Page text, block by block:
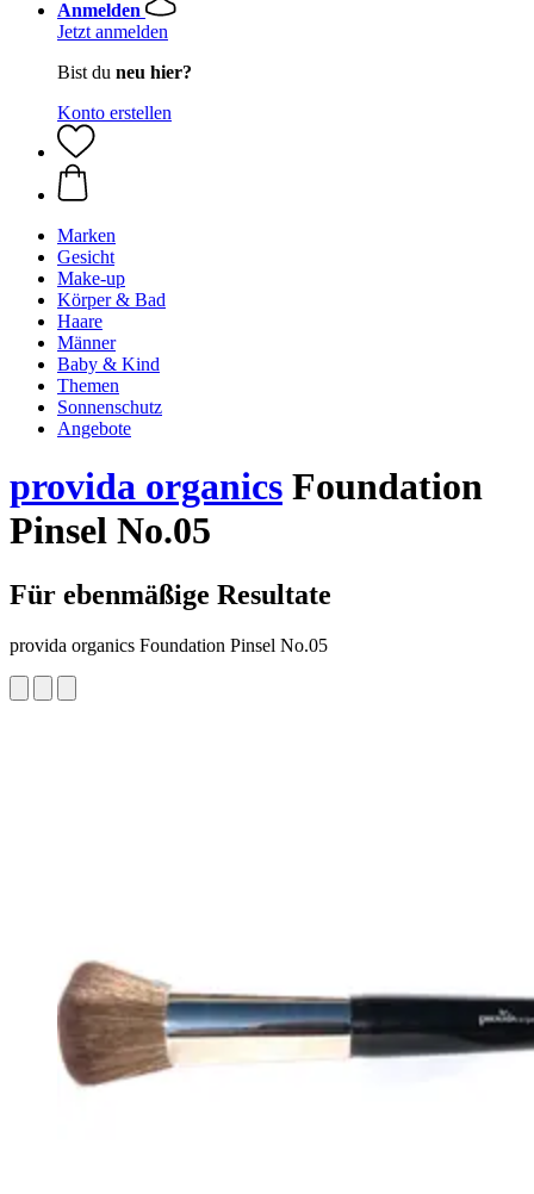
Anmelden
Jetzt anmelden
Bist du neu hier?
Konto erstellen
Marken
Gesicht
Make-up
Körper & Bad
Haare
Männer
Baby & Kind
Themen
Sonnenschutz
Angebote
provida organics Foundation
Pinsel No.05
Für ebenmäßige Resultate
provida organics Foundation Pinsel No.05